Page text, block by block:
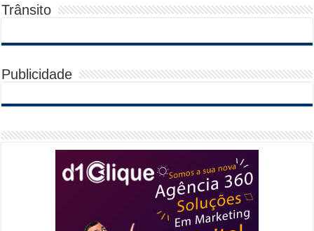
Trânsito
Publicidade